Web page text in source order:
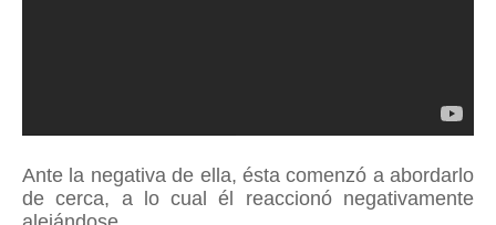
Ante la negativa de ella, ésta comenzó a abordarlo
de cerca, a lo cual él reaccionó negativamente